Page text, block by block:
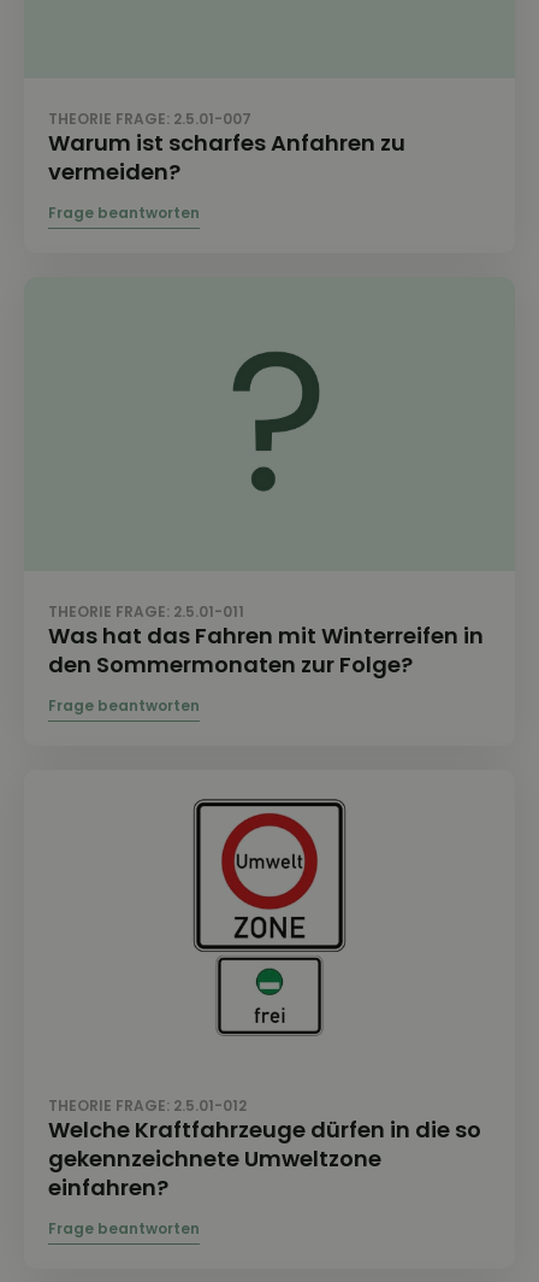
THEORIE FRAGE: 2.5.01-007
Warum ist scharfes Anfahren zu
vermeiden?
THEORIE FRAGE: 2.5.01-011
Was hat das Fahren mit Winterreifen in
den Sommermonaten zur Folge?
THEORIE FRAGE: 2.5.01-012
Welche Kraftfahrzeuge dürfen in die so
gekennzeichnete Umweltzone
einfahren?